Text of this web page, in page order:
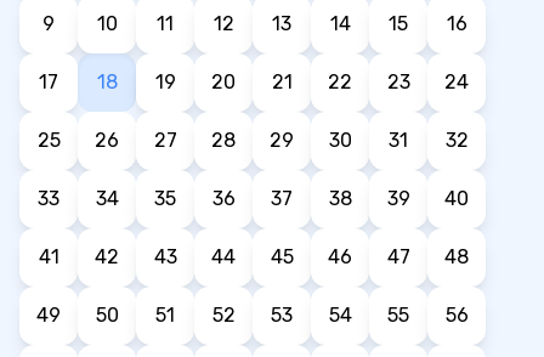
9 10 11 12 13 14 15 16
17 18 19 20 21 22 23 24
25 26 27 28 29 30 31 32
33 34 35 36 37 38 39 40
41 42 43 44 45 46 47 48
49 50 51 52 53 54 55 56